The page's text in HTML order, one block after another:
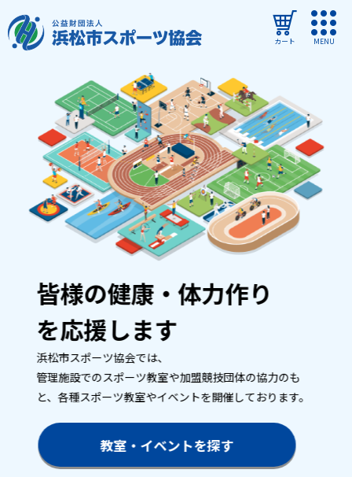
カート MENU
ログイン
教室・イベントを探す
ご利用ガイド
よくある質問
協会について
教室・イベントからのお知らせ
浜松市民スポーツ祭
お知らせ
個人情報の取り扱いに関する基本方針 特定商取引法に基づく表記サイトマップ
お問い合わせはこちら
皆様の健康・体力作り
を応援します
浜松市スポーツ協会では、
管理施設でのスポーツ教室や加盟競技団体の協力のも
と、各種スポーツ教室やイベントを開催しております。
教室・イベントを探す